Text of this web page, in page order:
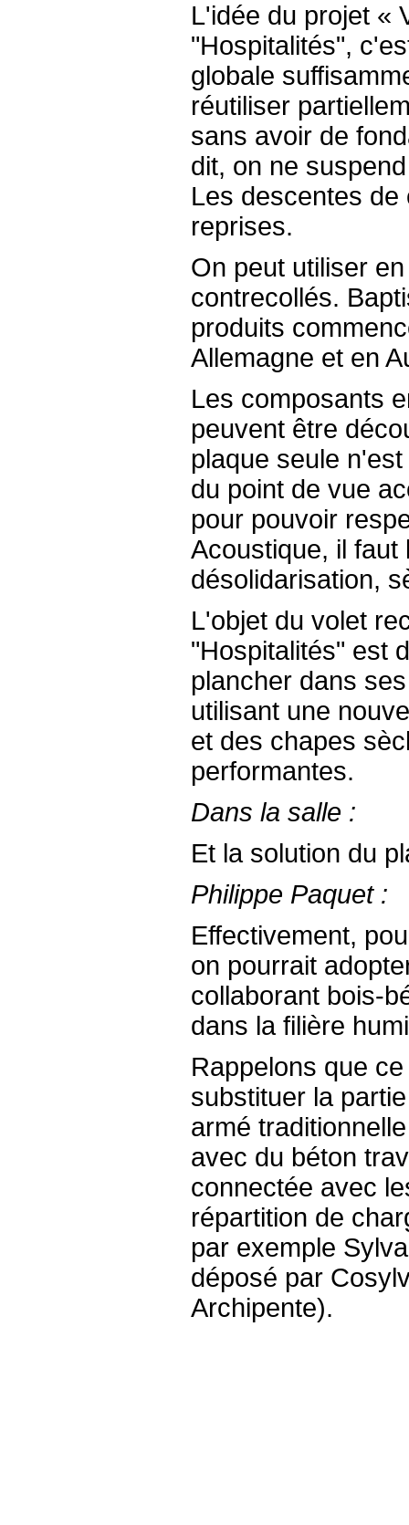
L'idée du projet «
"Hospitalités",
globale
réutiliser
sans avoir de
dit, on ne
Les descentes
reprises.
On peut utiliser
contrecollés.
produits
Allemagne et en
Les composants
peuvent être
plaque seule
du point de vue
pour pouvoir
Acoustique, il faut
désolidarisation,
L'objet du volet
"Hospitalités" est
plancher dans
utilisant une
et des chapes
performantes.
Dans la salle :
Et la solution du
Philippe Paquet :
Effectivement,
on pourrait
collaborant bois-
dans la filière
Rappelons que
substituer la
armé
avec du béton
connectée avec
répartition de
par exemple
déposé par
Archipente).